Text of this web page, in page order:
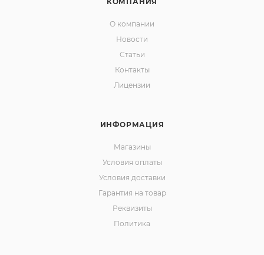
О компании
Новости
Статьи
Контакты
Лицензии
ИНФОРМАЦИЯ
Магазины
Условия оплаты
Условия доставки
Гарантия на товар
Реквизиты
Политика